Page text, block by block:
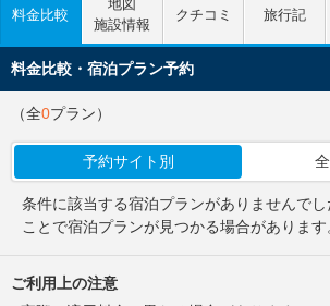
料金比較
地図
施設情報
クチコミ 旅行記
料金比較・宿泊プラン予約
（全0プラン）
予約サイト別
条件に該当する宿泊プランがありませんで
ことで宿泊プランが見つかる場合があります
ご利用上の注意